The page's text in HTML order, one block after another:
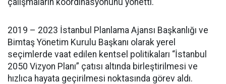
çalışmaların koordinasyonunu yönetti.
2019 – 2023 İstanbul Planlama Ajansı Başkanlığı ve
Bimtaş Yönetim Kurulu Başkanı olarak yerel
seçimlerde vaat edilen kentsel politikaları “İstanbul
2050 Vizyon Planı” çatısı altında birleştirilmesi ve
hızlıca hayata geçirilmesi noktasında görev aldı.